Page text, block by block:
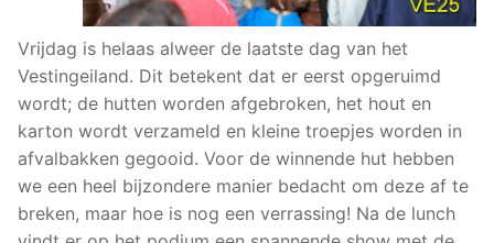
Vrijdag is helaas alweer de laatste dag van het
Vestingeiland. Dit betekent dat er eerst opgeruimd
wordt; de hutten worden afgebroken, het hout en
karton wordt verzameld en kleine troepjes worden in
afvalbakken gegooid. Voor de winnende hut hebben
we een heel bijzondere manier bedacht om deze af te
breken, maar hoe is nog een verrassing! Na de lunch